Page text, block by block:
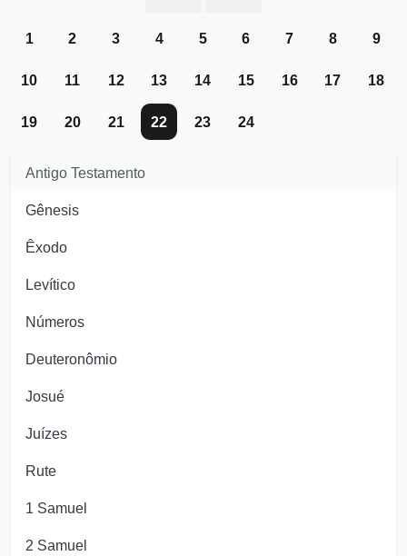
Antigo Testamento
Gênesis
Êxodo
Levítico
Números
Deuteronômio
Josué
Juízes
Rute
1 Samuel
2 Samuel
1 2 3 4 5 6 7 8 9
10 11 12 13 14 15 16 17 18
19 20 21 22 23 24